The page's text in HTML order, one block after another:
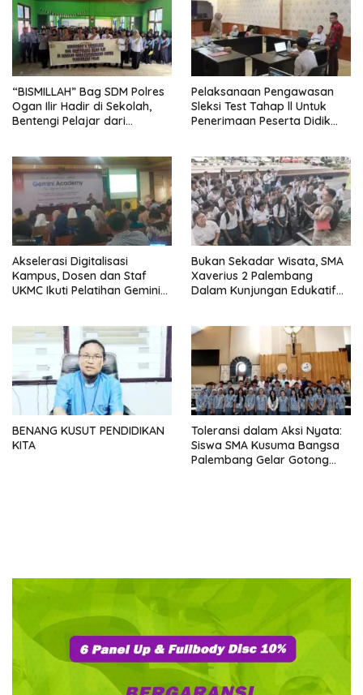
“BISMILLAH” Bag SDM Polres
Ogan Ilir Hadir di Sekolah,
Bentengi Pelajar dari
Pelaksanaan Pengawasan
Sleksi Test Tahap ll Untuk
Penerimaan Peserta Didik
Akselerasi Digitalisasi
Kampus, Dosen dan Staf
UKMC Ikuti Pelatihan Gemini
Bukan Sekadar Wisata, SMA
Xaverius 2 Palembang
Dalam Kunjungan Edukatif
Ruang Kelas Kontekstual
BENANG KUSUT PENDIDIKAN
KITA
Toleransi dalam Aksi Nyata:
Siswa SMA Kusuma Bangsa
Palembang Gelar Gotong